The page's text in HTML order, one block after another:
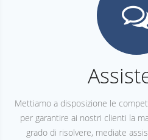
Mettiamo a disposizione le
per garantire ai nostri clienti la
grado di risolvere, mediate